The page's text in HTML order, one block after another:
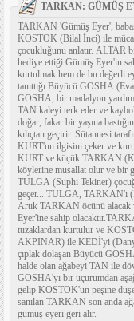
TARKAN: GÜMÜŞ
TARKAN 'Gümüş Eyer',
KOSTOK (Bilal İnci) ile
çocukluğunu anlatır. ALTAR
hediye ettiği Gümüş Eyer'in
kurtulmak hem de bu değerli
tanıttığı Büyücü GOSHA
GOSHA, bir madalyon
TAN kaleyi terk eder ve
doğar, fakar bir yaşına
kılıçtan geçirir. Sütannesi
KURT'un ilgisini çeker ve
KURT ve küçük TARKAN
köylerine musallat olur ve bir
TULGA (Suphi Tekiner)
geçer... TULGA, TARKAN'ı
Artık TARKAN öcünü
Eyer'ine sahip
tuzaklardan kurtulur ve
AKPINAR) ile KEDİ'yi
çıplak dolaşan Büyücü
halde olan ağabeyi TAN ile
GOSHA'yı bir uçurumdan
gelip KOSTOK'un peşine
sanılan TARKAN son anda
gümüş eyeri geri alır.